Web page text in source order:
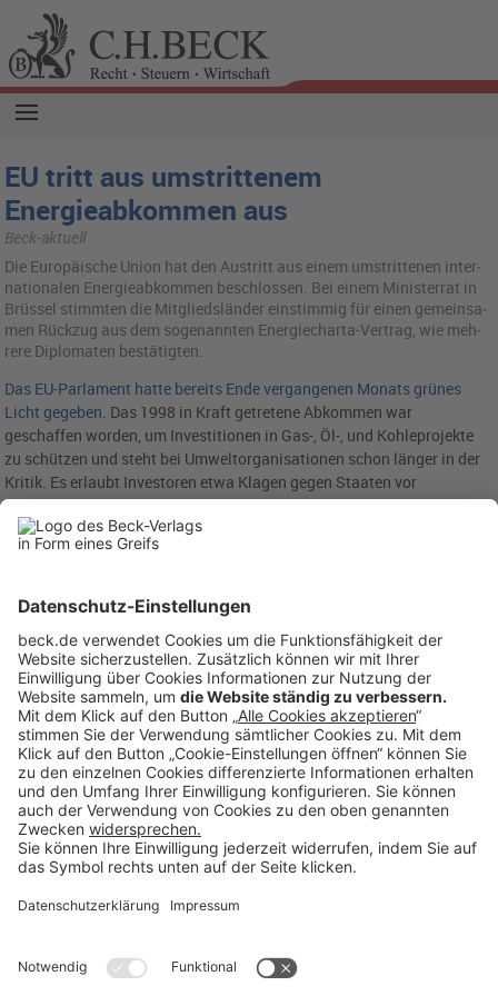
EU tritt aus umstrittenem
Energieabkommen aus
Beck-aktuell
Die Eu­ro­päi­sche Union hat den Aus­tritt aus einem um­strit­te­nen in­ter­
na­tio­na­len En­er­gie­ab­kom­men be­schlos­sen. Bei einem Mi­nis­ter­rat in
Brüs­sel stimm­ten die Mit­glieds­län­der ein­stim­mig für einen ge­mein­sa­
men Rück­zug aus dem so­ge­nann­ten En­er­gie­char­ta-Ver­trag, wie meh­
re­re Di­plo­ma­ten be­stä­tig­ten.
Das EU-Parlament hatte bereits Ende vergangenen Monats grünes
Licht gegeben . Das 1998 in Kraft getretene Abkommen war
geschaffen worden, um Investitionen in Gas-, Öl-, und Kohleprojekte
zu schützen und steht bei Umweltorganisationen schon länger in der
Kritik. Es erlaubt Investoren etwa Klagen gegen Staaten vor
Schiedsgerichten. Dahinter steckt die Absicht, Unternehmen beim
Investieren Sicherheit zuzusichern.
bereits Ende 2022 beschlossen. Auch andere EU-Länder wie
Frankreich, die Niederlande und Spanien hatten den Rückzug
angekündigt, Italien war bereits 2016 zurückgetreten. Die
Ausstiegsfrist beträgt 20 Jahre. Die Europäischen Kommission hatte
einen Austritt der EU im vergangenen Jahr vorgeschlagen.
Die deutsche Grünen-Abgeordnete Anna Cavazzini bezeichnete den
Austritt als einen Meilenstein für den europäischen Klimaschutz.
"Endlich können wir ohne die ständige Bedrohung durch
milliardenschwere Konzernklagen entschlossene Maßnahmen für eine
klimaneutrale Zukunft ergreifen."
Aus der Datenbank beck-online
van der Beck, Die Autonomie des Unionsrechts,